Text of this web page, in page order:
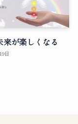
来が楽しくなる
日